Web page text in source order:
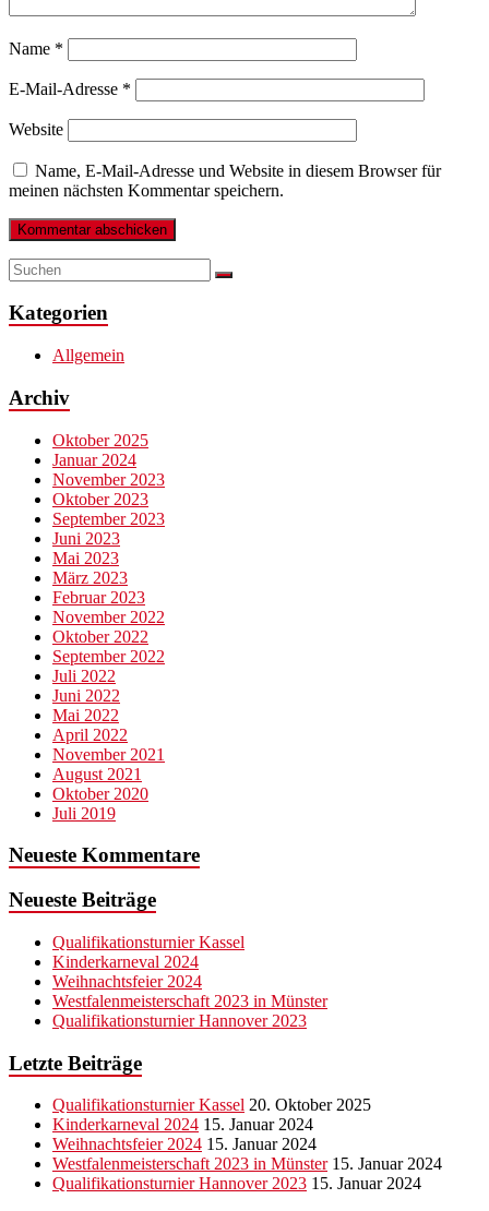
Name *
E-Mail-Adresse *
Website
Name, E-Mail-Adresse und Website in diesem Browser für
meinen nächsten Kommentar speichern.
Kategorien
Allgemein
Archiv
Oktober 2025
Januar 2024
November 2023
Oktober 2023
September 2023
Juni 2023
Mai 2023
März 2023
Februar 2023
November 2022
Oktober 2022
September 2022
Juli 2022
Juni 2022
Mai 2022
April 2022
November 2021
August 2021
Oktober 2020
Juli 2019
Neueste Kommentare
Neueste Beiträge
Qualifikationsturnier Kassel
Kinderkarneval 2024
Weihnachtsfeier 2024
Westfalenmeisterschaft 2023 in Münster
Qualifikationsturnier Hannover 2023
Letzte Beiträge
Qualifikationsturnier Kassel 20. Oktober 2025
Kinderkarneval 2024 15. Januar 2024
Weihnachtsfeier 2024 15. Januar 2024
Westfalenmeisterschaft 2023 in Münster 15. Januar 2024
Qualifikationsturnier Hannover 2023 15. Januar 2024